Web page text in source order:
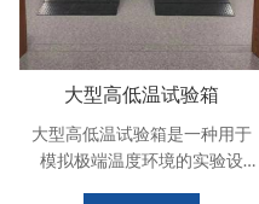
大型高低温试验箱
大型高低温试验箱是一种用于
模拟极端温度环境的实验设